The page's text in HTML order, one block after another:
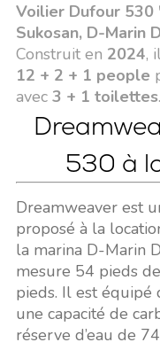
Voilier Dufour
Sukosan, D-Marin
Construit en 2024,
12 + 2 + 1 people
avec 3 + 1 toilettes.
530 à
Dreamweaver est
proposé à la
la marina D-Marin
mesure 54 pieds
pieds. Il est équipé
une capacité de
réserve d’eau de